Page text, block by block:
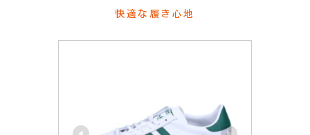
快適な履き心地